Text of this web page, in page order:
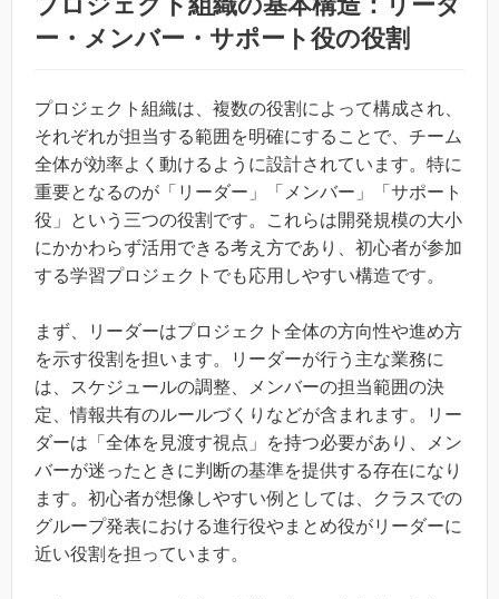
ー・メンバー・サポート役の役割
プロジェクト組織は、複数の役割によって構成され、
それぞれが担当する範囲を明確にすることで、チーム
全体が効率よく動けるように設計されています。特に
重要となるのが「リーダー」「メンバー」「サポート
役」という三つの役割です。これらは開発規模の大小
にかかわらず活用できる考え方であり、初心者が参加
する学習プロジェクトでも応用しやすい構造です。
まず、リーダーはプロジェクト全体の方向性や進め方
を示す役割を担います。リーダーが行う主な業務に
は、スケジュールの調整、メンバーの担当範囲の決
定、情報共有のルールづくりなどが含まれます。リー
ダーは「全体を見渡す視点」を持つ必要があり、メン
バーが迷ったときに判断の基準を提供する存在になり
ます。初心者が想像しやすい例としては、クラスでの
グループ発表における進行役やまとめ役がリーダーに
近い役割を担っています。